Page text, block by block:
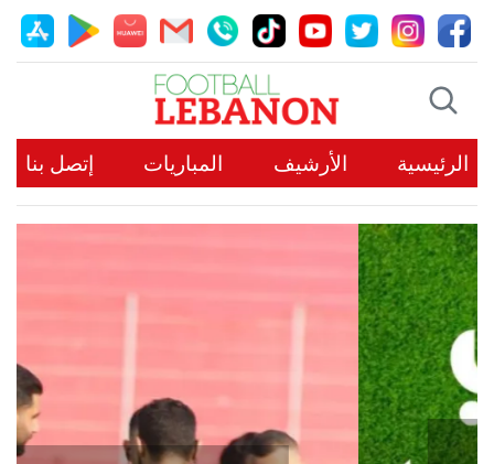
الرئيسية الأرشيف المباريات إتصل بنا